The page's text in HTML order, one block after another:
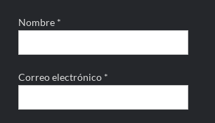
Nombre *
Correo electrónico *